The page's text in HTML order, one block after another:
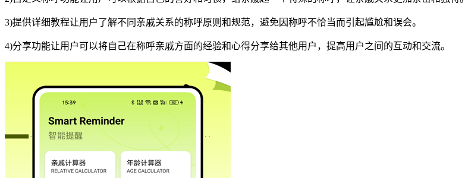
3)提供详细教程让用户了解不同亲戚关系的称呼原则和规范，避免因称呼不恰当而引起尴尬和误会。
4)分享功能让用户可以将自己在称呼亲戚方面的经验和心得分享给其他用户，提高用户之间的互动和交流。